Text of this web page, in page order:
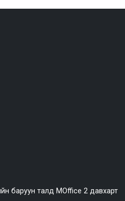
баруун талд MOffice 2 давхарт